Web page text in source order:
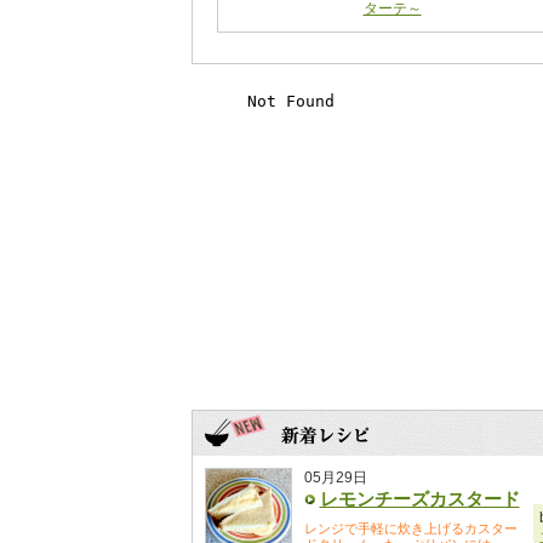
ターテ～
05月29日
レモンチーズカスタード
レンジで手軽に炊き上げるカスター